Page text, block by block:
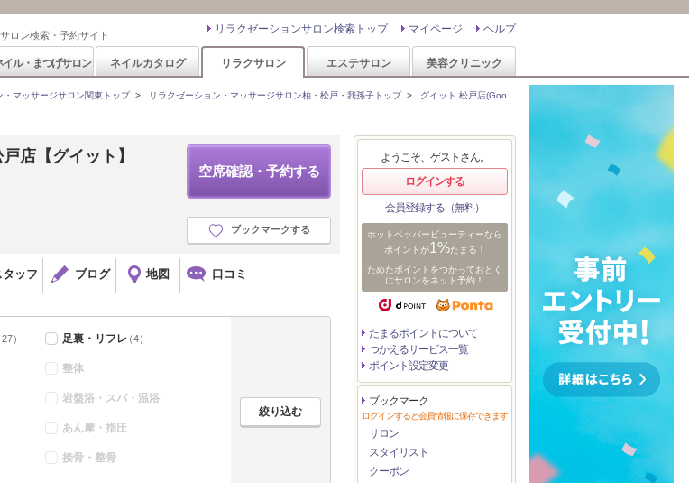
ロン検索・予約サイト ヘルプ
マイページ
リラクゼーションサロン検索トップ
イル・まつげサロン ネイルカタログ リラクサロン エステサロン 美容クリニック
・マッサージサロン関東トップ> リラクゼーション・マッサージサロン柏・松戸・我孫子トップ> グイット 松戸店(Goo
空席確認・予約する
ブックマークする
店【グイット】
タッフ ブログ 地図 口コミ
） 足裏・リフレ（4）
整体
岩盤浴・スパ・温浴
あん摩・指圧
接骨・整骨
ようこそ、ゲストさん。
ログインする
会員登録する（無料）
ホットペッパービューティーなら
ポイントが1%たまる！
ためたポイントをつかっておとく
にサロンをネット予約！
たまるポイントについて
つかえるサービス一覧
ポイント設定変更
ブックマーク
ログインすると会員情報に保存できます
サロン
スタイリスト
クーポン